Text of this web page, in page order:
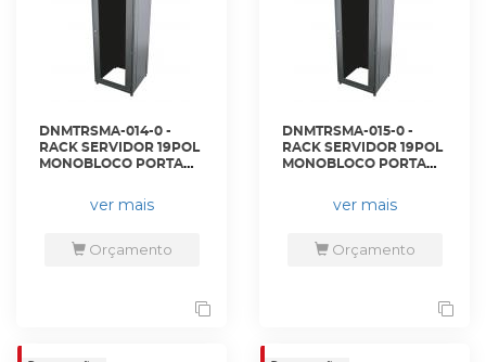
DNMTRSMA-014-0 -
RACK SERVIDOR 19POL
MONOBLOCO PORTA
600 PRETO S/ GUIAS -
DN-4412 - D-NET
ver mais
Orçamento
DNMTRSMA-015-0 -
RACK SERVIDOR 19POL
MONOBLOCO PORTA
800 PRETO S/ GUIAS -
DN-4416 - D-NET
ver mais
Orçamento